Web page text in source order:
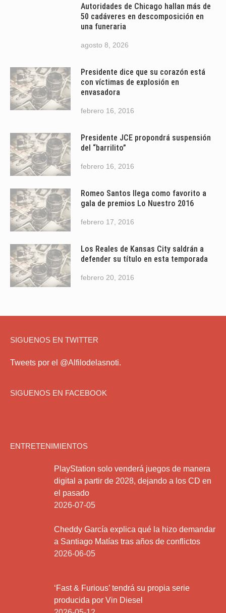
Autoridades de Chicago hallan más de
50 cadáveres en descomposición en
una funeraria
agosto 8, 2026
Presidente dice que su corazón está
con víctimas de explosión en
envasadora
febrero 16, 2016
Presidente JCE propondrá suspensión
del “barrilito”
febrero 16, 2016
Romeo Santos llega como favorito a
gala de premios Lo Nuestro 2016
febrero 17, 2016
Los Reales de Kansas City saldrán a
defender su título en esta temporada
febrero 20, 2016
SIGUENOS EN TWITTER
Tweets por el @Alfilodelasnoti.
SIGUENOS EN FACEBOOK
ENTRETENIMIENTOS
PlayStation solo venderá juegos de manera
digital a partir de 2028, dejando a los CD en
el pasado
2026-07-05
Cheddy García explica qué la hizo demandar
a Santiago Matías tras años de conflictos
2026-06-05
‘Fast & Furious’ tendrá su propia serie
producida por Vin Diesel